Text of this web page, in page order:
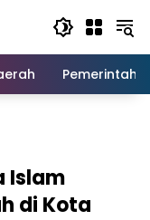
Islam
di Kota